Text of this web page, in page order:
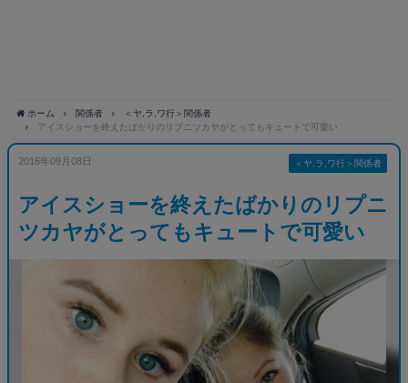
ホーム 関係者
＜ヤ,ラ,ワ行＞関係者
アイスショーを終えたばかりのリプニツカヤがとってもキュートで可愛い
2016年09月08日 ＜ヤ,ラ,ワ行＞関係者
アイスショーを終えたばかりのリプニ
ツカヤがとってもキュートで可愛い